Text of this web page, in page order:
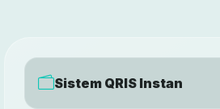
Sistem QRIS Instan